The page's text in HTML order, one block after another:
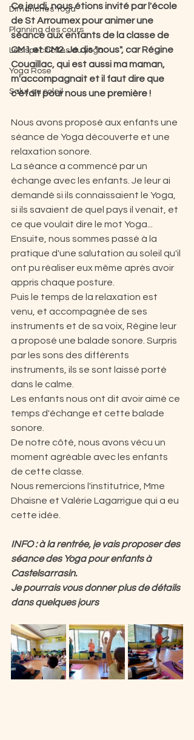
Dimanches Yoga
Planning des cours
Les spécificités du yoga
Yoga Rose
Salut au soleil
Ce jeudi, nous étions invité par l'école
de St Arroumex pour animer une
séance aux enfants de la classe de
CM1 et CM2. Je dis "nous", car Régine
Couaillac, qui est aussi ma maman,
m'accompagnait et il faut dire que
c'était pour nous une première !
Nous avons proposé aux enfants une
séance de Yoga découverte et une
relaxation sonore.
La séance a commencé par un
échange avec les enfants. Je leur ai
demandé si ils connaissaient le Yoga,
si ils savaient de quel pays il venait, et
ce que voulait dire le mot Yoga...
Ensuite, nous sommes passé à la
pratique d'une salutation au soleil qu'il
ont pu réaliser eux même après avoir
appris chaque posture.
Puis le temps de la relaxation est
venu, et accompagnée de ses
instruments et de sa voix, Régine leur
a proposé une balade sonore. Surpris
par les sons des différents
instruments, ils se sont laissé porté
dans le calme.
Les enfants nous ont dit avoir aimé ce
temps d'échange et cette balade
sonore.
De notre côté, nous avons vécu un
moment agréable avec les enfants
de cette classe.
Nous remercions l'institutrice, Mme
Dhaisne et Valérie Lagarrigue qui a eu
cette idée.
INFO : à la rentrée, je vais proposer des
séance des Yoga pour enfants à
Castelsarrasin.
Je pourrais vous donner plus de détails
dans quelques jours